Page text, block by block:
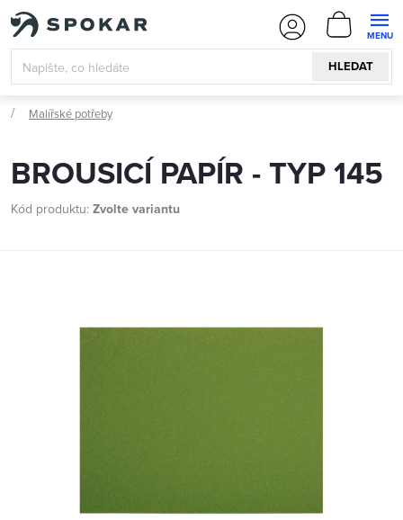
Přejít
obsah
HLEDAT
KOŠÍK
Malířské potřeby
BROUSICÍ PAPÍR - TYP 145
Kód produktu: Zvolte variantu